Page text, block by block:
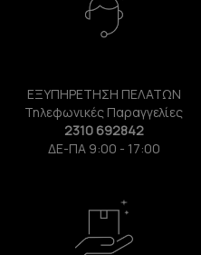
ΕΞΥΠΗΡΕΤΗΣΗ ΠΕΛΑΤΩΝ
Τηλεφωνικές Παραγγελίες
2310 692842
ΔΕ-ΠΑ 9:00 - 17:00